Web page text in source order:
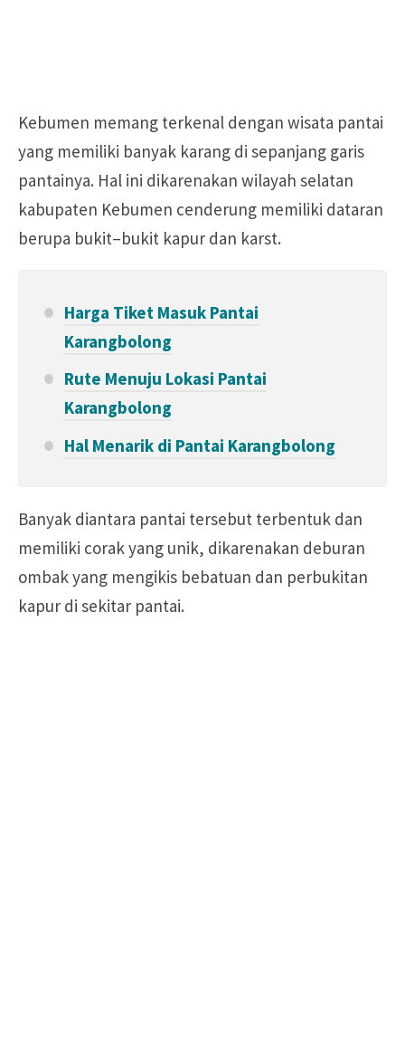
Kebumen memang terkenal dengan wisata pantai
yang memiliki banyak karang di sepanjang garis
pantainya. Hal ini dikarenakan wilayah selatan
kabupaten Kebumen cenderung memiliki dataran
berupa bukit–bukit kapur dan karst.
Harga Tiket Masuk Pantai
Karangbolong
Rute Menuju Lokasi Pantai
Karangbolong
Hal Menarik di Pantai Karangbolong
Banyak diantara pantai tersebut terbentuk dan
memiliki corak yang unik, dikarenakan deburan
ombak yang mengikis bebatuan dan perbukitan
kapur di sekitar pantai.